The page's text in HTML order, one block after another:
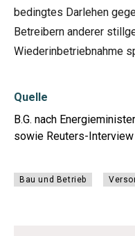
bedingtes Darlehen
Betreibern anderer
Wiederinbetriebnahme
Quelle
B.G. nach
sowie Reuters-Interview
Bau und Betrieb